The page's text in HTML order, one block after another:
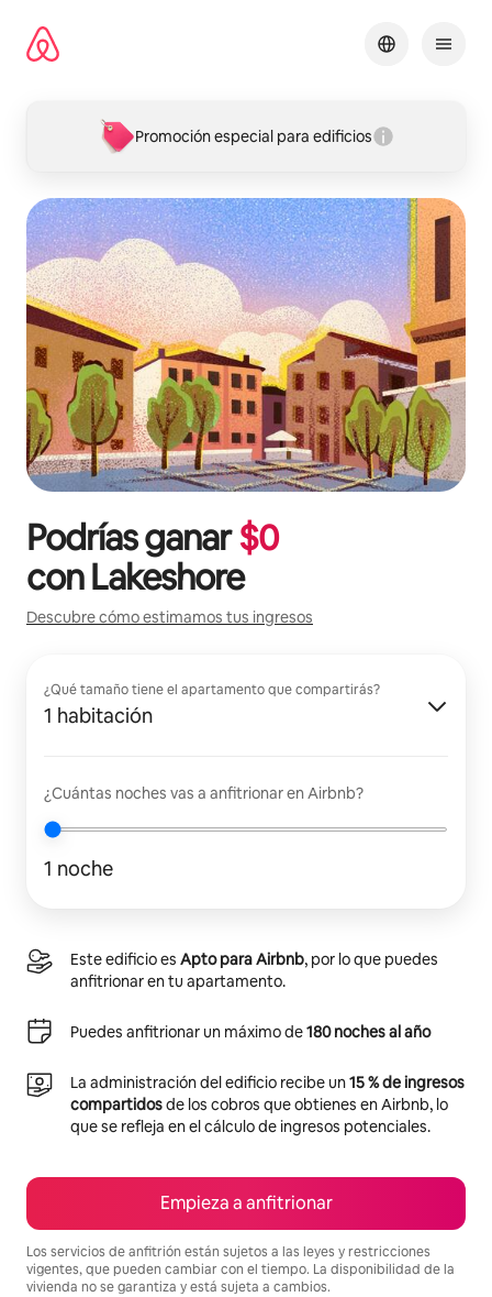
contenido
Promoción especial para edificios
Podrías ganar$0
conLakeshore
Descubre cómo estimamos tus ingresos
¿Qué tamaño tiene el apartamento que compartirás?
1 habitación
¿Cuántas noches vas a anfitrionar en Airbnb?
1 noche
Este edificio es Apto para Airbnb, por lo que puedes
anfitrionar en tu apartamento.
Puedes anfitrionar un máximo de180 noches al año
La administración del edificio recibe un15 % de ingresos
compartidosde los cobros que obtienes en Airbnb, lo
que se refleja en el cálculo de ingresos potenciales.
Empieza a anfitrionar
Los servicios de anfitrión están sujetos a las leyes y restricciones
vigentes, que pueden cambiar con el tiempo. La disponibilidad de la
vivienda no se garantiza y está sujeta a cambios.